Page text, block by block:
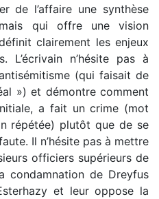
de l’affaire une synthèse
qui offre une vision
clairement les enjeux
n’hésite pas à
(qui faisait de
») et démontre comment
a fait un crime (mot
répétée) plutôt que de se
Il n’hésite pas à mettre
officiers supérieurs de
condamnation de Dreyfus
et leur oppose la